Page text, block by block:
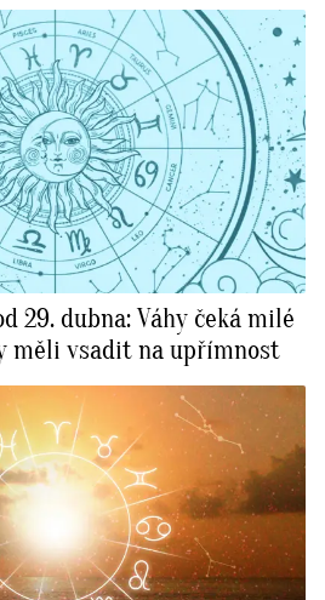
29. dubna: Váhy čeká milé
měli vsadit na upřímnost